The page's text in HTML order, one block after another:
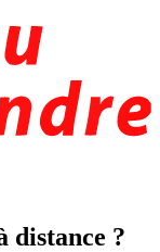
distance ?